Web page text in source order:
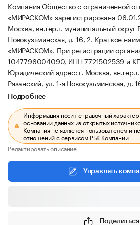
Компания Общество с ограниченной
«МИРАСКОМ» зарегистрирована
Москва, вн.тер.г. муниципальный округ
Новокузьминская, д. 16, 2. Краткое
«МИРАСКОМ». При регистрации
1047796004090, ИНН 7721502539 и
Юридический адрес: г. Москва,
Рязанский, ул. 1-я Новокузьминская, д.
Подробнее
Информация носит справочный
основании данных из открытых
Компания не является пользователем и
отношений с сервисом РБК Компании.
Редактировать описание
Управлять
Поделиться